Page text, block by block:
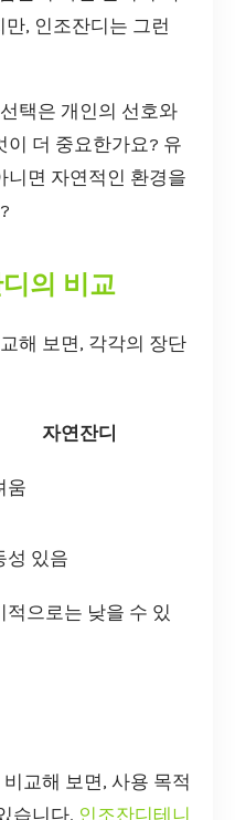
, 인조잔디는 그런
택은 개인의 선호와
이 더 중요한가요? 유
니면 자연적인 환경을
의 비교
해 보면, 각각의 장단
자연잔디
움
성 있음
적으로는 낮을 수 있
교해 보면, 사용 목적
습니다. 인조잔디테니